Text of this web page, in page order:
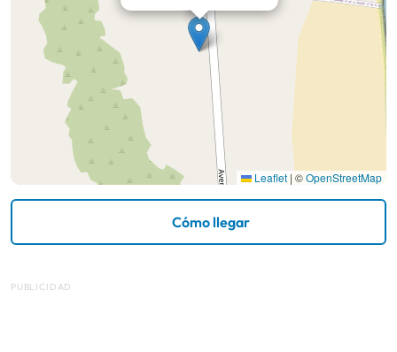
Leaflet | ©OpenStreetMap
Cómo llegar
PUBLICIDAD